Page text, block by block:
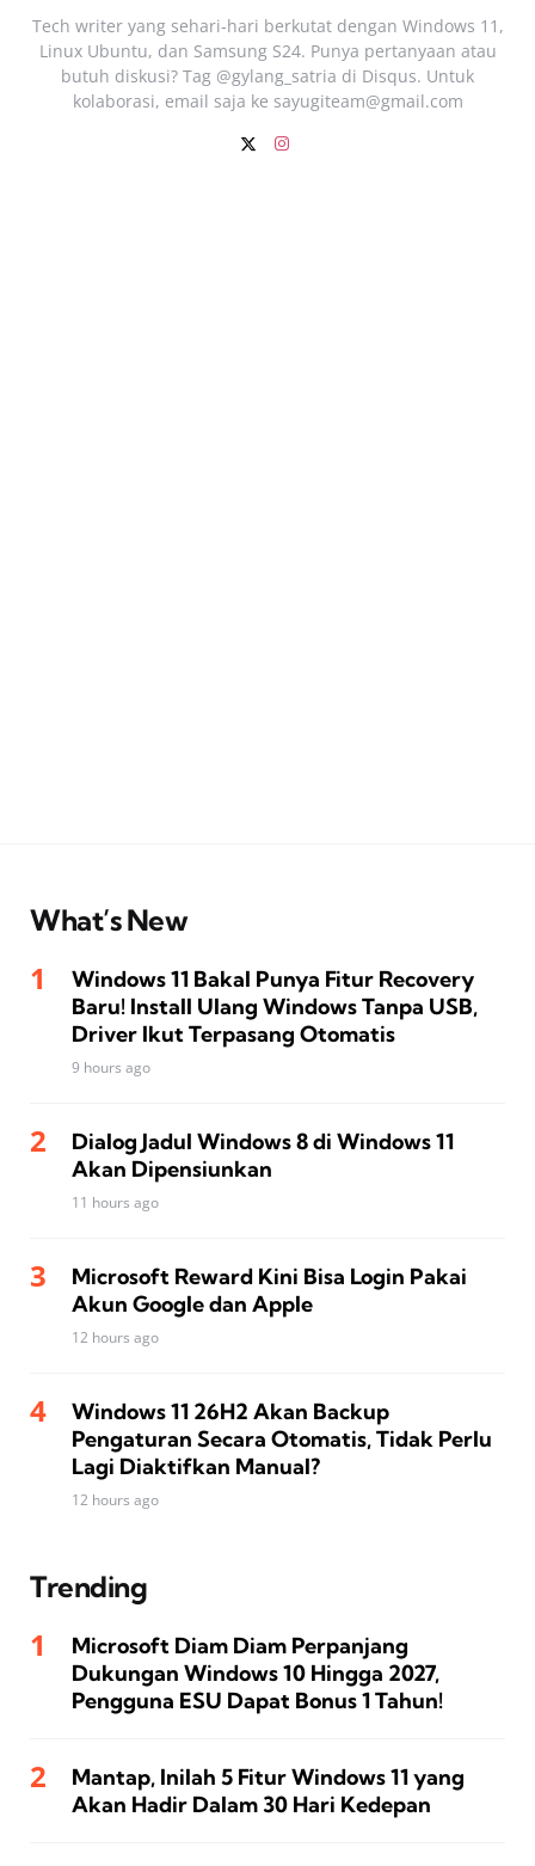
Tech writer yang sehari‑hari berkutat dengan Windows 11,
Linux Ubuntu, dan Samsung S24. Punya pertanyaan atau
butuh diskusi? Tag @gylang_satria di Disqus. Untuk
kolaborasi, email saja ke sayugiteam@gmail.com
What’s New
Windows 11 Bakal Punya Fitur Recovery
Baru! Install Ulang Windows Tanpa USB,
Driver Ikut Terpasang Otomatis
9 hours ago
Dialog Jadul Windows 8 di Windows 11
Akan Dipensiunkan
11 hours ago
Microsoft Reward Kini Bisa Login Pakai
Akun Google dan Apple
12 hours ago
Windows 11 26H2 Akan Backup
Pengaturan Secara Otomatis, Tidak Perlu
Lagi Diaktifkan Manual?
12 hours ago
Trending
Microsoft Diam Diam Perpanjang
Dukungan Windows 10 Hingga 2027,
Pengguna ESU Dapat Bonus 1 Tahun!
Mantap, Inilah 5 Fitur Windows 11 yang
Akan Hadir Dalam 30 Hari Kedepan